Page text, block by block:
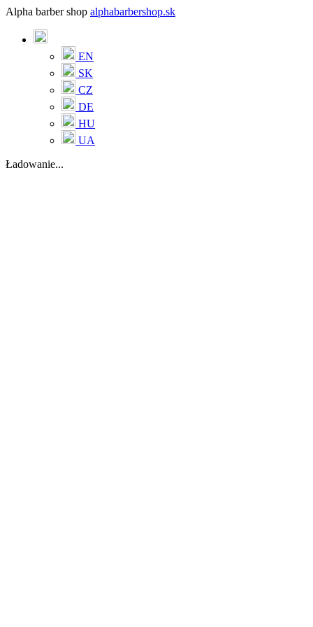
Alpha barber shop alphabarbershop.sk
EN
SK
CZ
DE
HU
UA
Ładowanie...